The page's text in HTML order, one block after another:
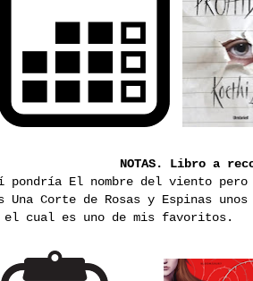
NOTAS. Libro a
pondría El nombre del viento
Una Corte de Rosas y Espinas
el cual es uno de mis favoritos.